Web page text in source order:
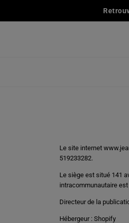
Le site internet
519233282.
Le siège est situé 141
intracommunautaire est
Directeur de la
Hébergeur : Shopify